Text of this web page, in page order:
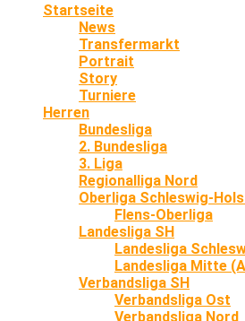
Startseite
News
Transfermarkt
Portrait
Story
Turniere
Herren
Bundesliga
2. Bundesliga
3. Liga
Regionalliga Nord
Oberliga Schleswig-
Flens-Oberliga
Landesliga SH
Landesliga
Landesliga Mitte
Verbandsliga SH
Verbandsliga Ost
Verbandsliga Nord